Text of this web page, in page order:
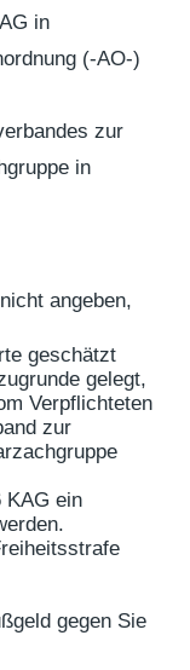
in
(-AO-)
zur
in
angeben,
geschätzt
gelegt,
Verpflichteten
zur
KAG ein
gegen Sie